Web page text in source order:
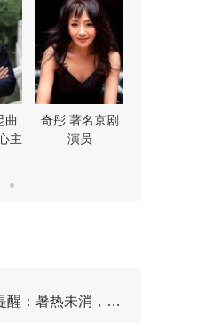
曲
主
奇彤 著名京剧
演员
消，先别急着贴秋膘